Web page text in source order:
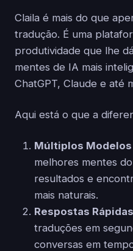
Claila é mais do que
tradução. É uma
produtividade que lhe
mentes de IA mais
ChatGPT, Claude e até
Aqui está o que a
Múltiplos Modelos
melhores mentes
resultados e
mais naturais.
Respostas
traduções em
conversas em